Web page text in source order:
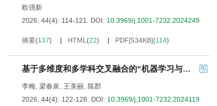
欧强新
2026, 44(4): 114-121.
DOI: 10.3969/j.1001-7232.2024249
摘要(137) HTML (22) PDF[534KB](114)
基于多维度和多学科交叉融合的“机器学习与数据挖掘”课程建设实践探索
李梅 梁春泉 王美丽
陈郡
2026, 44(4): 122-128.
DOI: 10.3969/j.1001-7232.2024119